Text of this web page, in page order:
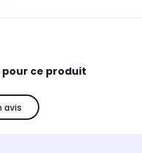
pour ce produit
avis